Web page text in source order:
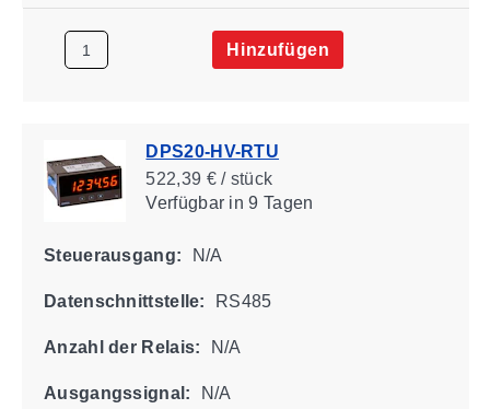
Hinzufügen
DPS20-HV-RTU
522,39 € / stück
Verfügbarin 9 Tagen
Steuerausgang: N/A
Datenschnittstelle: RS485
Anzahl der Relais: N/A
Ausgangssignal: N/A